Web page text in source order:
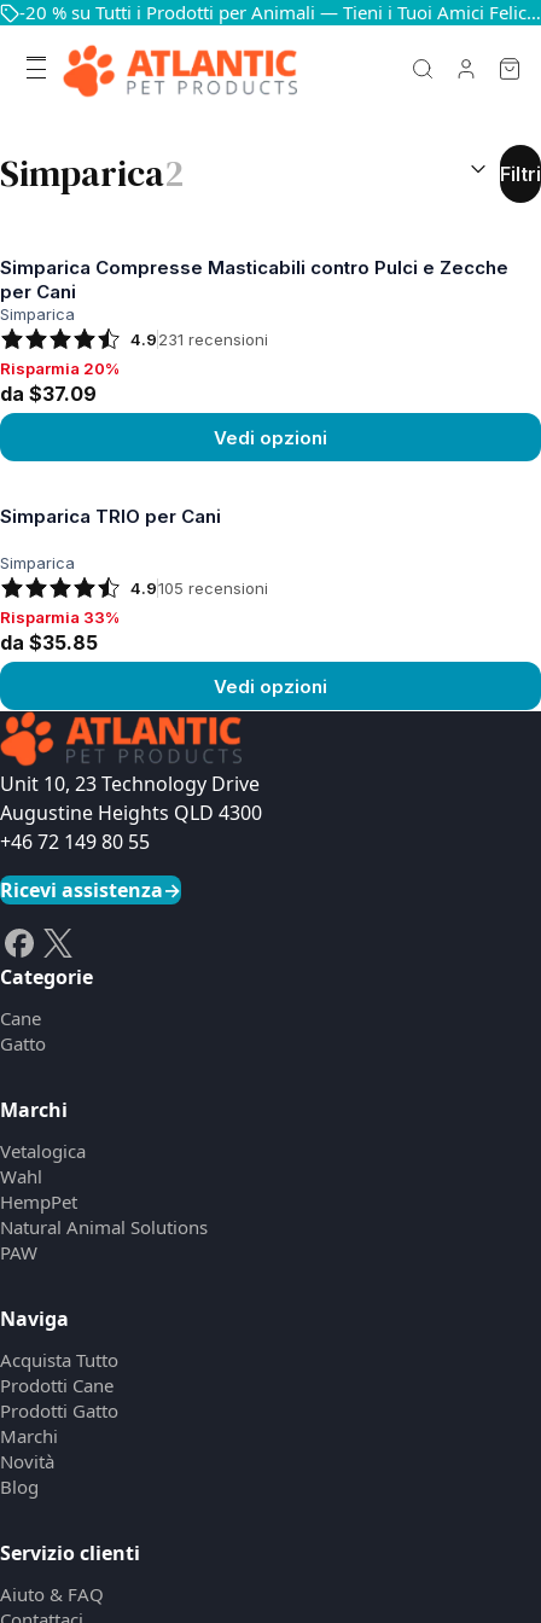
-20 % su Tutti i Prodotti per Animali — Tieni i Tuoi Amici Felici e in Salute
Simparica2 Filtri
Simparica Compresse Masticabili contro Pulci e Zecche
per Cani
Simparica
4.9231 recensioni
Risparmia 20%, da $37.09
Risparmia 20%
da $37.09
Vedi opzioni
Simparica TRIO per Cani
Simparica
4.9105 recensioni
Risparmia 33%, da $35.85
Risparmia 33%
da $35.85
Vedi opzioni
Vedi prodotto
Unit 10, 23 Technology Drive
Augustine Heights QLD 4300
+46 72 149 80 55
Ricevi assistenza→
Categorie
Cane
Gatto
Marchi
Vetalogica
Wahl
HempPet
Natural Animal Solutions
PAW
Naviga
Acquista Tutto
Prodotti Cane
Prodotti Gatto
Marchi
Novità
Blog
Servizio clienti
Aiuto & FAQ